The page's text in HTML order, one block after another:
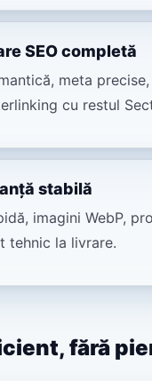
SEO completă
meta precise,
cu restul
stabilă
imagini WebP,
tehnic la livrare.
fără